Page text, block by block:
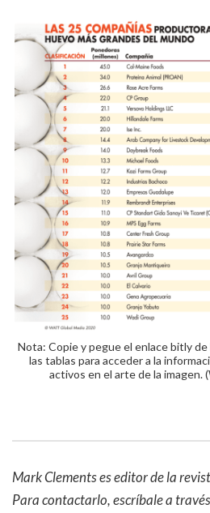
Nota: Copie y pegue el enlace bitly
las tablas para acceder a la
activos en el arte de la imagen.
Mark Clements es editor de la
Para contactarlo, escríbale a